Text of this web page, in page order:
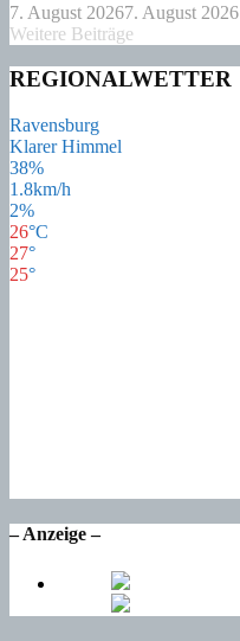
7. August 20267. August 2026
Weitere Beiträge
REGIONALWETTER
Ravensburg
Klarer Himmel
38%
1.8km/h
2%
26°C
27°
25°
– Anzeige –